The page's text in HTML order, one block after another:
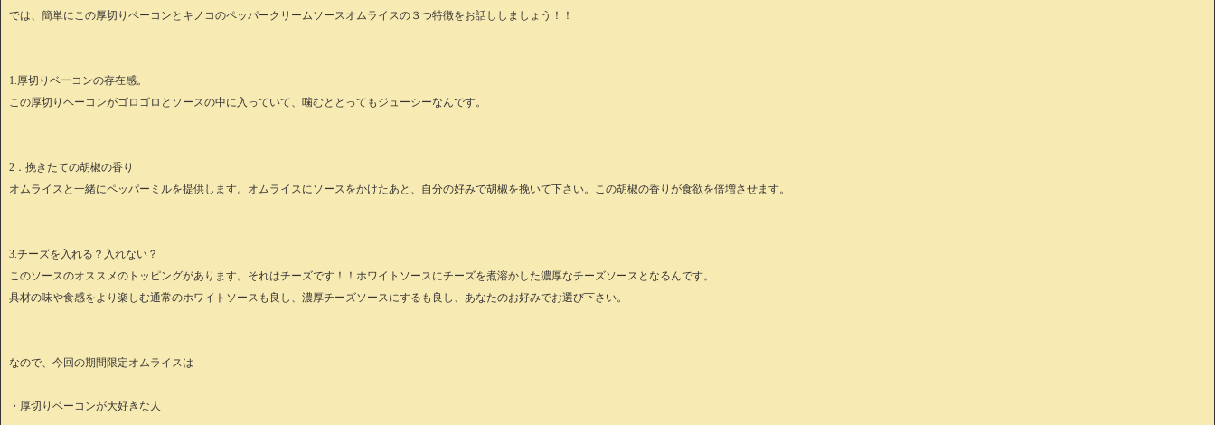
では、簡単にこの厚切りベーコンとキノコのペッパークリームソースオムライスの３つ特徴をお話ししましょう！！
1.厚切りベーコンの存在感。
この厚切りベーコンがゴロゴロとソースの中に入っていて、噛むととってもジューシーなんです。
2．挽きたての胡椒の香り
オムライスと一緒にペッパーミルを提供します。オムライスにソースをかけたあと、自分の好みで胡椒を挽いて下さい。この胡椒の香りが食欲を倍増させます。
3.チーズを入れる？入れない？
このソースのオススメのトッピングがあります。それはチーズです！！ホワイトソースにチーズを煮溶かした濃厚なチーズソースとなるんです。
具材の味や食感をより楽しむ通常のホワイトソースも良し、濃厚チーズソースにするも良し、あなたのお好みでお選び下さい。
なので、今回の期間限定オムライスは
・厚切りベーコンが大好きな人